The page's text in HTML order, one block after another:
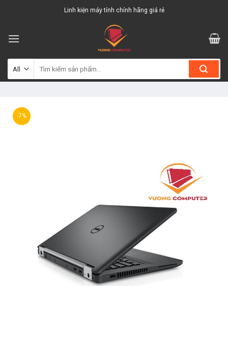
Linh kiện máy tính chính hãng giá rẻ
kiếm:
-7%